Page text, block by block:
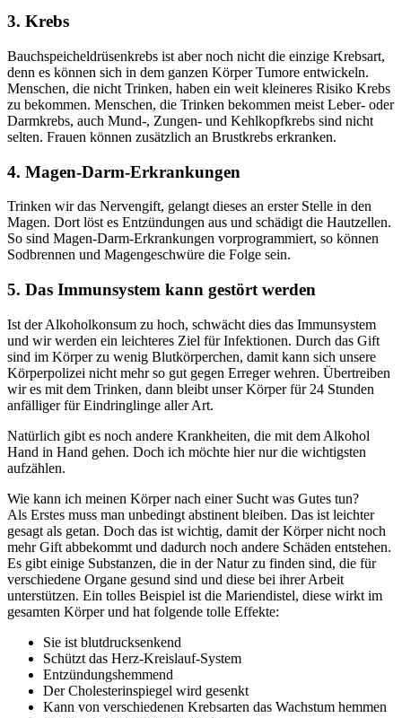
3. Krebs
Bauchspeicheldrüsenkrebs ist aber noch nicht die einzige Krebsart,
denn es können sich in dem ganzen Körper Tumore entwickeln.
Menschen, die nicht Trinken, haben ein weit kleineres Risiko Krebs
zu bekommen. Menschen, die Trinken bekommen meist Leber- oder
Darmkrebs, auch Mund-, Zungen- und Kehlkopfkrebs sind nicht
selten. Frauen können zusätzlich an Brustkrebs erkranken.
4. Magen-Darm-Erkrankungen
Trinken wir das Nervengift, gelangt dieses an erster Stelle in den
Magen. Dort löst es Entzündungen aus und schädigt die Hautzellen.
So sind Magen-Darm-Erkrankungen vorprogrammiert, so können
Sodbrennen und Magengeschwüre die Folge sein.
5. Das Immunsystem kann gestört werden
Ist der Alkoholkonsum zu hoch, schwächt dies das Immunsystem
und wir werden ein leichteres Ziel für Infektionen. Durch das Gift
sind im Körper zu wenig Blutkörperchen, damit kann sich unsere
Körperpolizei nicht mehr so gut gegen Erreger wehren. Übertreiben
wir es mit dem Trinken, dann bleibt unser Körper für 24 Stunden
anfälliger für Eindringlinge aller Art.
Natürlich gibt es noch andere Krankheiten, die mit dem Alkohol
Hand in Hand gehen. Doch ich möchte hier nur die wichtigsten
aufzählen.
Wie kann ich meinen Körper nach einer Sucht was Gutes tun?
Als Erstes muss man unbedingt abstinent bleiben. Das ist leichter
gesagt als getan. Doch das ist wichtig, damit der Körper nicht noch
mehr Gift abbekommt und dadurch noch andere Schäden entstehen.
Es gibt einige Substanzen, die in der Natur zu finden sind, die für
verschiedene Organe gesund sind und diese bei ihrer Arbeit
unterstützen. Ein tolles Beispiel ist die Mariendistel, diese wirkt im
gesamten Körper und hat folgende tolle Effekte:
Sie ist blutdrucksenkend
Schützt das Herz-Kreislauf-System
Entzündungshemmend
Der Cholesterinspiegel wird gesenkt
Kann von verschiedenen Krebsarten das Wachstum hemmen